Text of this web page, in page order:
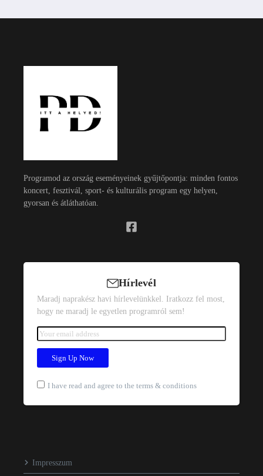
Programod az ország eseményeinek gyűjtőpontja: minden fontos
koncert, fesztivál, sport- és kulturális program egy helyen,
gyorsan és átláthatóan.
Hírlevél
Maradj naprakész havi hírlevelünkkel. Iratkozz fel most,
hogy ne maradj le egyetlen programról sem!
I have read and agree to the terms & conditions
Impresszum